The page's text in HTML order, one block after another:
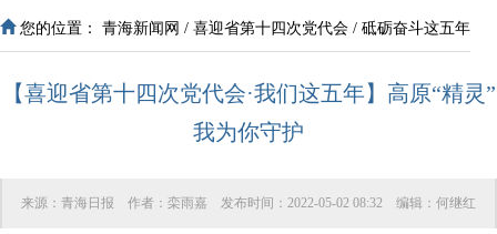
您的位置： 青海新闻网 / 喜迎省第十四次党代会 / 砥砺奋斗这五年
【喜迎省第十四次党代会·我们这五年】高原“精灵”
我为你守护
来源： 青海日报 作者： 栾雨嘉 发布时间： 2022-05-02 08:32 编辑： 何继红